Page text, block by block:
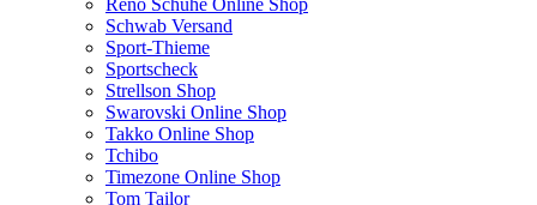
Reno Schuhe Online Shop
Schwab Versand
Sport-Thieme
Sportscheck
Strellson Shop
Swarovski Online Shop
Takko Online Shop
Tchibo
Timezone Online Shop
Tom Tailor